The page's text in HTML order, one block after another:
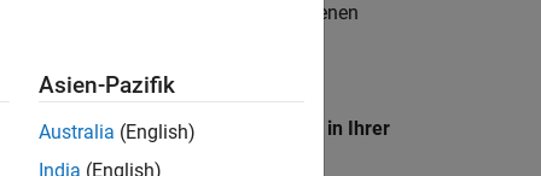
. Wenn Sie noch immer keine offenen
unseres
Standort, um alle Stellenangebote in Ihrer
Asien-Pazifik
Australia (English)
India (English)